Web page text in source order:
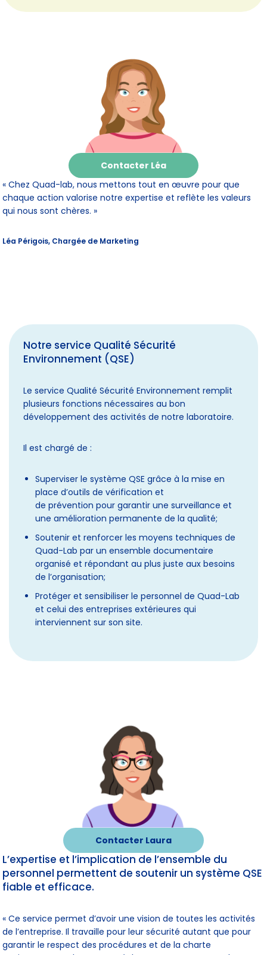
Contacter Léa
« Chez Quad-lab, nous mettons tout en œuvre pour que
chaque action valorise notre expertise et reflète les valeurs
qui nous sont chères. »
Léa Périgois, Chargée de Marketing
Notre service Qualité Sécurité
Environnement (QSE)
Le service Qualité Sécurité Environnement remplit
plusieurs fonctions nécessaires au bon
développement des activités de notre laboratoire.
Il est chargé de :
Superviser le système QSE grâce à la mise en
place d’outils de vérification et
de prévention pour garantir une surveillance et
une amélioration permanente de la qualité;
Soutenir et renforcer les moyens techniques de
Quad-Lab par un ensemble documentaire
organisé et répondant au plus juste aux besoins
de l’organisation;
Protéger et sensibiliser le personnel de Quad-Lab
et celui des entreprises extérieures qui
interviennent sur son site.
Contacter Laura
L’expertise et l’implication de l’ensemble du
personnel permettent de soutenir un système QSE
fiable et efficace.
« Ce service permet d’avoir une vision de toutes les activités
de l’entreprise. Il travaille pour leur sécurité autant que pour
garantir le respect des procédures et de la charte